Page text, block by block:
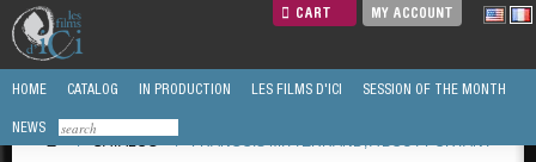
CART MY ACCOUNT
HOME CATALOG IN PRODUCTION LES FILMS D'ICI SESSION OF THE MONTH
NEWS
/
CATALOG /
FRANCOIS MITTERRAND, A BOUT PORTANT